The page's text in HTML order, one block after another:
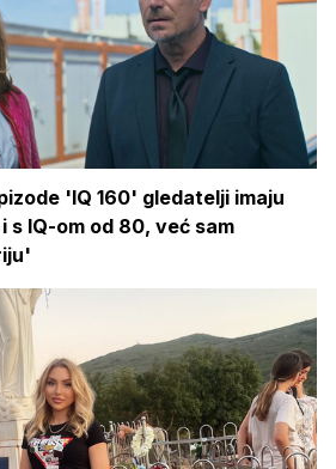
'IQ 160' gledatelji imaju
s IQ-om od 80, već sam